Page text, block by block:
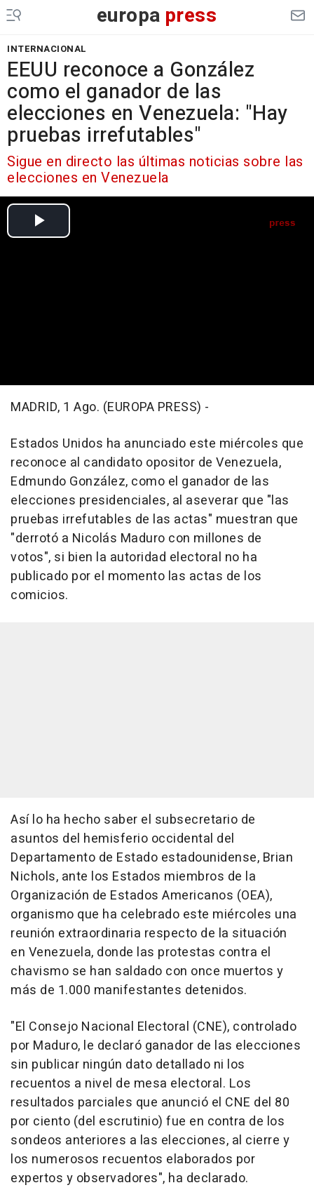
europa press
INTERNACIONAL
EEUU reconoce a González
como el ganador de las
elecciones en Venezuela: "Hay
pruebas irrefutables"
Sigue en directo las últimas noticias sobre las
elecciones en Venezuela
MADRID, 1 Ago. (EUROPA PRESS) -
Estados Unidos ha anunciado este miércoles que
reconoce al candidato opositor de Venezuela,
Edmundo González, como el ganador de las
elecciones presidenciales, al aseverar que "las
pruebas irrefutables de las actas" muestran que
"derrotó a Nicolás Maduro con millones de
votos", si bien la autoridad electoral no ha
publicado por el momento las actas de los
comicios.
Así lo ha hecho saber el subsecretario de
asuntos del hemisferio occidental del
Departamento de Estado estadounidense, Brian
Nichols, ante los Estados miembros de la
Organización de Estados Americanos (OEA),
organismo que ha celebrado este miércoles una
reunión extraordinaria respecto de la situación
en Venezuela, donde las protestas contra el
chavismo se han saldado con once muertos y
más de 1.000 manifestantes detenidos.
"El Consejo Nacional Electoral (CNE), controlado
por Maduro, le declaró ganador de las elecciones
sin publicar ningún dato detallado ni los
recuentos a nivel de mesa electoral. Los
resultados parciales que anunció el CNE del 80
por ciento (del escrutinio) fue en contra de los
sondeos anteriores a las elecciones, al cierre y
los numerosos recuentos elaborados por
expertos y observadores", ha declarado.